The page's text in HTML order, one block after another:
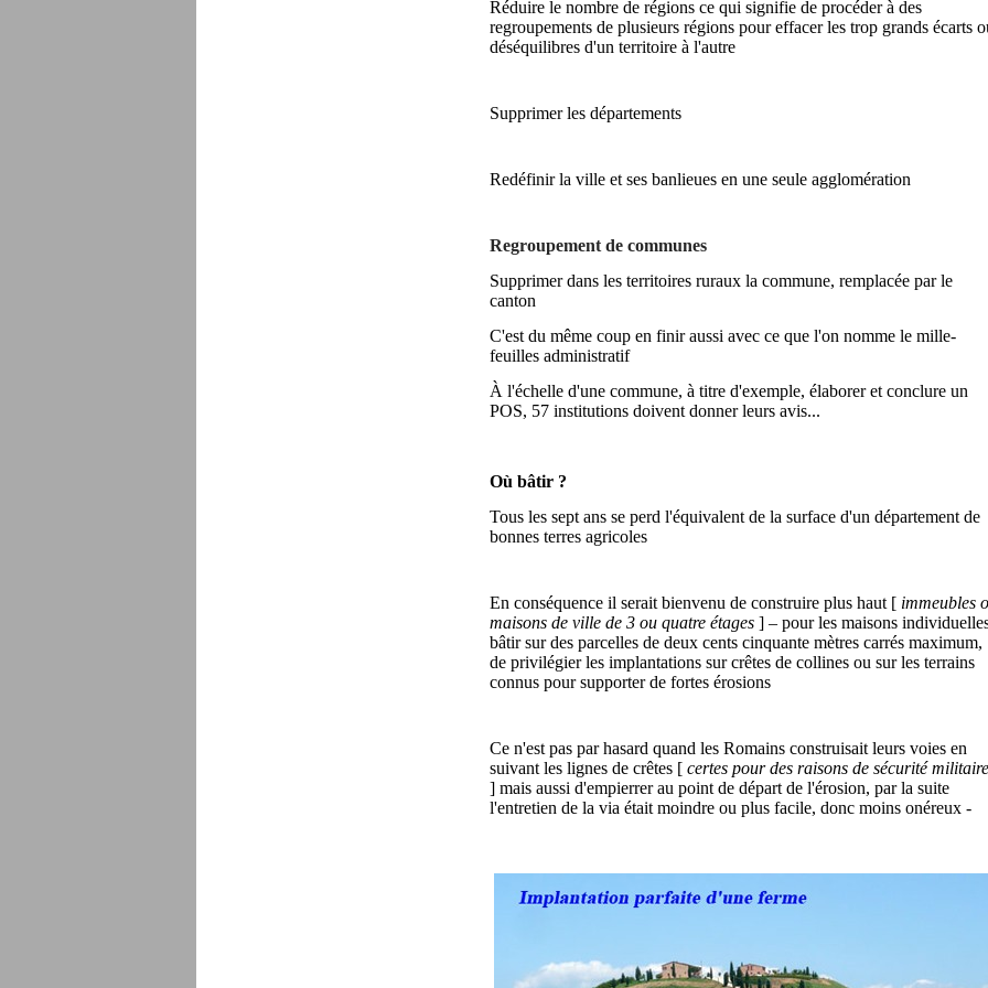
Réduire le nombre de régions ce qui signifie de procéder à des
regroupements de plusieurs régions pour effacer les trop grands écarts
déséquilibres d'un territoire à l'autre
Supprimer les départements
Redéfinir la ville et ses banlieues en une seule agglomération
Regroupement de communes
Supprimer dans les territoires ruraux la commune, remplacée par le
canton
C'est du même coup en finir aussi avec ce que l'on nomme le mille-
feuilles administratif
À l'échelle d'une commune, à titre d'exemple, élaborer et conclure un
POS, 57 institutions doivent donner leurs avis...
Où bâtir ?
Tous les sept ans se perd l'équivalent de la surface d'un département de
bonnes terres agricoles
En conséquence il serait bienvenu de construire plus haut [ immeubles
maisons de ville de 3 ou quatre étages ] – pour les maisons
bâtir sur des parcelles de deux cents cinquante mètres carrés maximum,
de privilégier les implantations sur crêtes de collines ou sur les terrains
connus pour supporter de fortes érosions
Ce n'est pas par hasard quand les Romains construisait leurs voies en
suivant les lignes de crêtes [ certes pour des raisons de sécurité
] mais aussi d'empierrer au point de départ de l'érosion, par la suite
l'entretien de la via était moindre ou plus facile, donc moins onéreux -